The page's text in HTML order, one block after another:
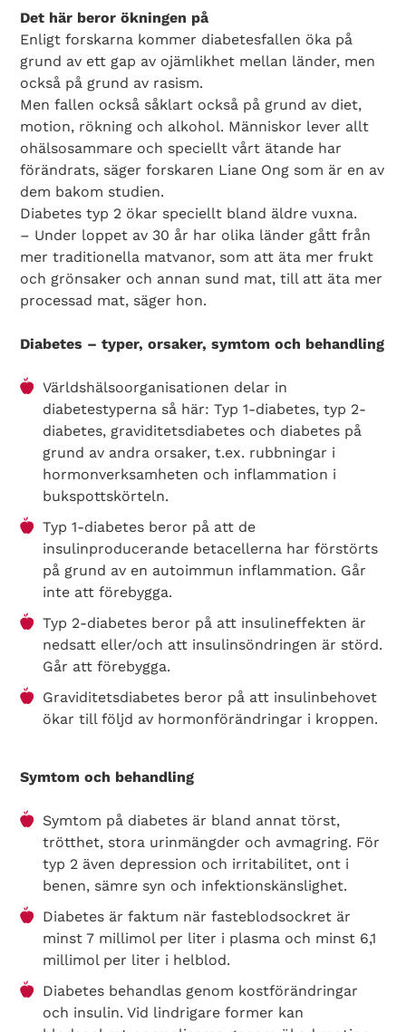
Det här beror ökningen på
Enligt forskarna kommer diabetesfallen öka på
grund av ett gap av ojämlikhet mellan länder, men
också på grund av rasism.
Men fallen också såklart också på grund av diet,
motion, rökning och alkohol. Människor lever allt
ohälsosammare och speciellt vårt ätande har
förändrats, säger forskaren Liane Ong som är en av
dem bakom studien.
Diabetes typ 2 ökar speciellt bland äldre vuxna.
– Under loppet av 30 år har olika länder gått från
mer traditionella matvanor, som att äta mer frukt
och grönsaker och annan sund mat, till att äta mer
processad mat, säger hon.
Diabetes – typer, orsaker, symtom och behandling
Världshälsoorganisationen delar in
diabetestyperna så här: Typ 1-diabetes, typ 2-
diabetes, graviditetsdiabetes och diabetes på
grund av andra orsaker, t.ex. rubbningar i
hormonverksamheten och inflammation i
bukspottskörteln.
Typ 1-diabetes beror på att de
insulinproducerande betacellerna har förstörts
på grund av en autoimmun inflammation. Går
inte att förebygga.
Typ 2-diabetes beror på att insulineffekten är
nedsatt eller/och att insulinsöndringen är störd.
Går att förebygga.
Graviditetsdiabetes beror på att insulinbehovet
ökar till följd av hormonförändringar i kroppen.
Symtom och behandling
Symtom på diabetes är bland annat törst,
trötthet, stora urinmängder och avmagring. För
typ 2 även depression och irritabilitet, ont i
benen, sämre syn och infektionskänslighet.
Diabetes är faktum när fasteblodsockret är
minst 7 millimol per liter i plasma och minst 6,1
millimol per liter i helblod.
Diabetes behandlas genom kostförändringar
och insulin. Vid lindrigare former kan